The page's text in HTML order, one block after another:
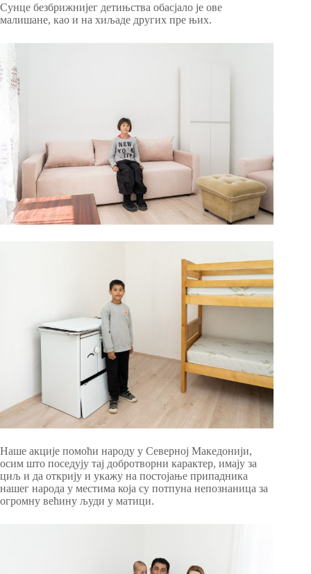
Сунце безбрижнијег детињства обасјало је ове
малишане, као и на хиљаде других пре њих.
Наше акције помоћи народу у Северној Македонији,
осим што поседују тај добротворни карактер, имају за
циљ и да открију и укажу на постојање припадника
нашег народа у местима која су потпуна непознаница за
огромну већину људи у матици.